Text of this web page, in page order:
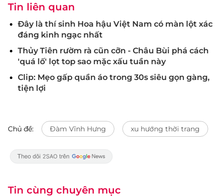
Tin liên quan
Đây là thí sinh Hoa hậu Việt Nam có màn lột xác
đáng kinh ngạc nhất
Thủy Tiên rườm rà cũn cỡn - Châu Bùi phá cách
'quá lố' lọt top sao mặc xấu tuần này
Clip: Mẹo gấp quần áo trong 30s siêu gọn gàng,
tiện lợi
Chủ đề: Đàm Vĩnh Hưng xu hướng thời trang
Tin cùng chuyên mục